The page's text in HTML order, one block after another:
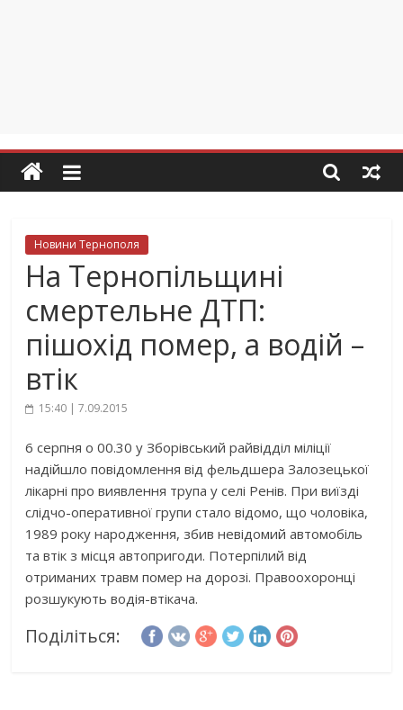
Новини Тернополя
На Тернопільщині
смертельне ДТП:
пішохід помер, а водій –
втік
15:40 | 7.09.2015
6 серпня о 00.30 у Зборівський райвідділ міліції
надійшло повідомлення від фельдшера Залозецької
лікарні про виявлення трупа у селі Ренів. При виїзді
слідчо-оперативної групи стало відомо, що чоловіка,
1989 року народження, збив невідомий автомобіль
та втік з місця автопригоди. Потерпілий від
отриманих травм помер на дорозі. Правоохоронці
розшукують водія-втікача.
Поділіться: